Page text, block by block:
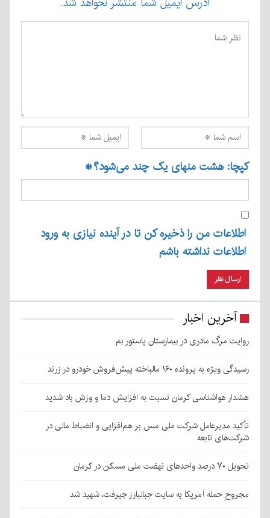
کپچا: هشت منهای یک چند می‌شود؟*
اطلاعات من را ذخیره کن تا در آینده نیازی به ورود
اطلاعات نداشته باشم
آخرین اخبار
روایت مرگ مادری در بیمارستان پاستور بم
رسیدگی ویژه به پرونده ۱۶۰ مالباخته پیش‌فروش خودرو در زرند
هشدار هواشناسی کرمان نسبت به افزایش دما و وزش باد شدید
تأکید مدیرعامل شرکت ملی مس بر هم‌افزایی و انضباط مالی در
شرکت‌های تابعه
تحویل ۷۰ درصد واحدهای نهضت ملی مسکن در کرمان
مجروحِ حمله آمریکا به سایت جبالبارز جیرفت، شهید شد